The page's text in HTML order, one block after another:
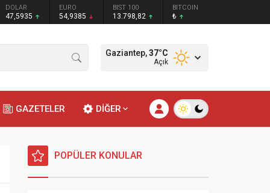
DOLAR
47,5935
EURO
54,9385
BIST 100
13.798,82
BITCOIN
₺
Gaziantep,37°C
Açık
GAZETELER DİĞER
POPÜLER KONULAR